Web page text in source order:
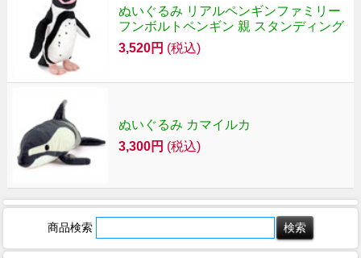
ぬいぐるみ リアルペンギンファミリー
フンボルトペンギン 親 スタンディング
3,520円 (税込)
ぬいぐるみ カマイルカ
3,300円 (税込)
商品検索